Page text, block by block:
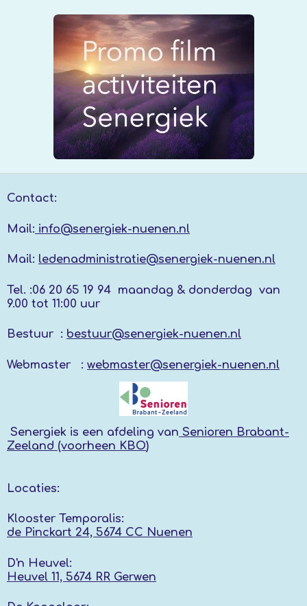
Contact:
Mail: info@senergiek-nuenen.nl
Mail: ledenadministratie@senergiek-nuenen.nl
Tel. :06 20 65 19 94 maandag & donderdag van
9.00 tot 11:00 uur
Bestuur : bestuur@senergiek-nuenen.nl
Webmaster : webmaster@senergiek-nuenen.nl
Senergiek is een afdeling van Senioren Brabant-
Zeeland (voorheen KBO)
Locaties:
Klooster Temporalis:
de Pinckart 24, 5674 CC Nuenen
D'n Heuvel:
Heuvel 11, 5674 RR Gerwen